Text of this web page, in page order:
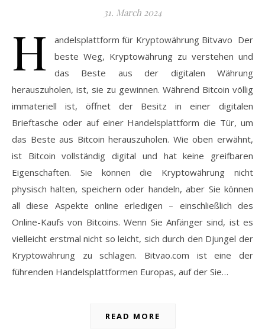
31. March 2024
H
andelsplattform für Kryptowährung Bitvavo Der
beste Weg, Kryptowährung zu verstehen und
das Beste aus der digitalen Währung
herauszuholen, ist, sie zu gewinnen. Während Bitcoin völlig
immateriell ist, öffnet der Besitz in einer digitalen
Brieftasche oder auf einer Handelsplattform die Tür, um
das Beste aus Bitcoin herauszuholen. Wie oben erwähnt,
ist Bitcoin vollständig digital und hat keine greifbaren
Eigenschaften. Sie können die Kryptowährung nicht
physisch halten, speichern oder handeln, aber Sie können
all diese Aspekte online erledigen – einschließlich des
Online-Kaufs von Bitcoins. Wenn Sie Anfänger sind, ist es
vielleicht erstmal nicht so leicht, sich durch den Djungel der
Kryptowährung zu schlagen. Bitvao.com ist eine der
führenden Handelsplattformen Europas, auf der Sie…
READ MORE